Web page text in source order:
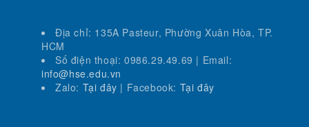
Địa chỉ: 135A Pasteur, Phường Xuân Hòa, TP.
HCM
Số điện thoại: 0986.29.49.69 | Email:
info@hse.edu.vn
Zalo: Tại đây | Facebook: Tại đây